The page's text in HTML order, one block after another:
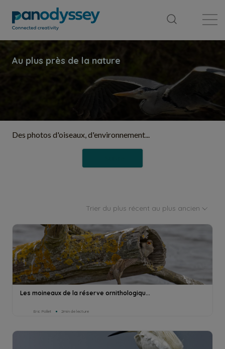
Des photos d'oiseaux, d'environnement...
Trier du plus récent au plus ancien
Les moineaux de la réserve ornithologiqu...
Eric Pollet 2min de lecture